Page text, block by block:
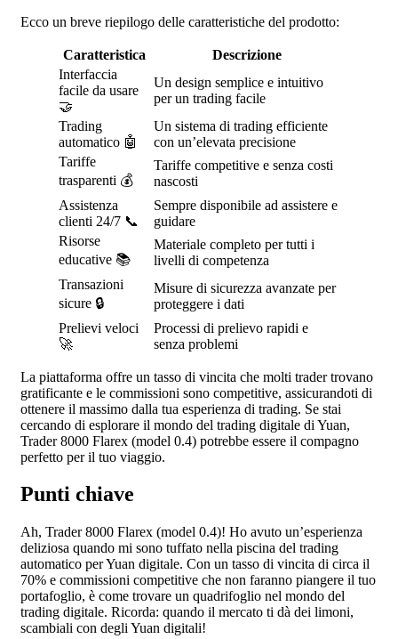
Ecco un breve riepilogo delle caratteristiche del prodotto:
Caratteristica
Descrizione
Interfaccia
facile da usare
🤝
Un design semplice e intuitivo
per un trading facile
Trading
automatico 🤖
Un sistema di trading efficiente
con un’elevata precisione
Tariffe
trasparenti 💰
Tariffe competitive e senza costi
nascosti
Assistenza
clienti 24/7 📞
Sempre disponibile ad assistere e
guidare
Risorse
educative 📚
Materiale completo per tutti i
livelli di competenza
Transazioni
sicure 🔒
Misure di sicurezza avanzate per
proteggere i dati
Prelievi veloci
🚀
Processi di prelievo rapidi e
senza problemi
La piattaforma offre un tasso di vincita che molti trader trovano
gratificante e le commissioni sono competitive, assicurandoti di
ottenere il massimo dalla tua esperienza di trading. Se stai
cercando di esplorare il mondo del trading digitale di Yuan,
Trader 8000 Flarex (model 0.4) potrebbe essere il compagno
perfetto per il tuo viaggio.
Punti chiave
Ah, Trader 8000 Flarex (model 0.4)! Ho avuto un’esperienza
deliziosa quando mi sono tuffato nella piscina del trading
automatico per Yuan digitale. Con un tasso di vincita di circa il
70% e commissioni competitive che non faranno piangere il tuo
portafoglio, è come trovare un quadrifoglio nel mondo del
trading digitale. Ricorda: quando il mercato ti dà dei limoni,
scambiali con degli Yuan digitali!